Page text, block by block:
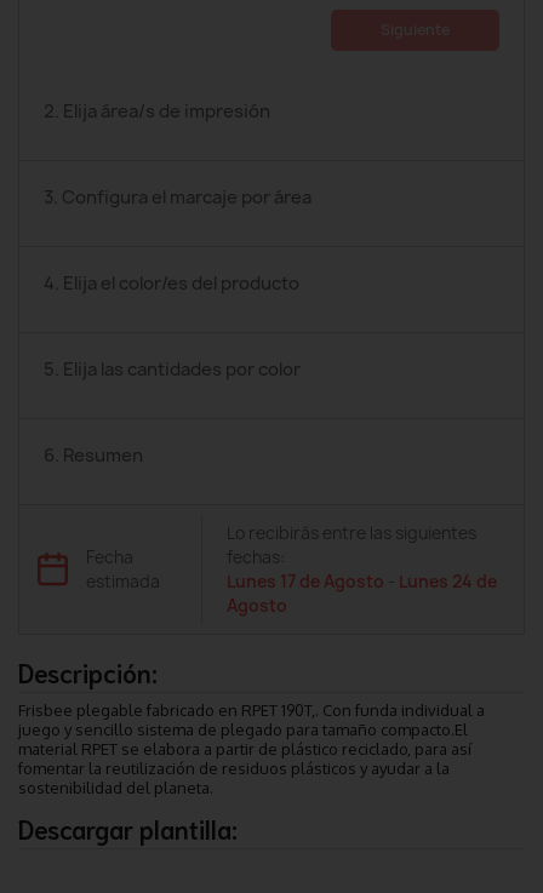
2. Elija área/s de impresión
3. Configura el marcaje por área
4. Elija el color/es del producto
5. Elija las cantidades por color
6. Resumen
Fecha
estimada
Lo recibirás entre las siguientes
fechas:
Lunes 17 de Agosto - Lunes 24 de
Agosto
Descripción:
Frisbee plegable fabricado en RPET 190T,. Con funda individual a
juego y sencillo sistema de plegado para tamaño compacto.El
material RPET se elabora a partir de plástico reciclado, para así
fomentar la reutilización de residuos plásticos y ayudar a la
sostenibilidad del planeta.
Descargar plantilla: